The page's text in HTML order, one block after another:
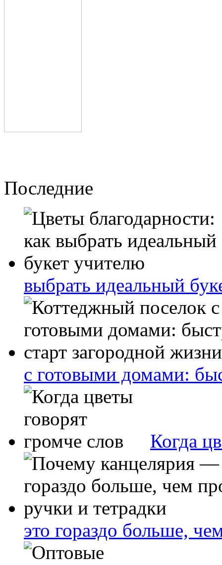
Последние
выбрать идеальный
с готовыми домами:
Когда
это гораздо больше,